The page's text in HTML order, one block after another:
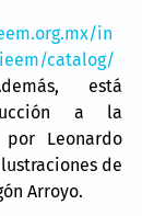
in
catalog/
está
a la
Leonardo
de
Arroyo.